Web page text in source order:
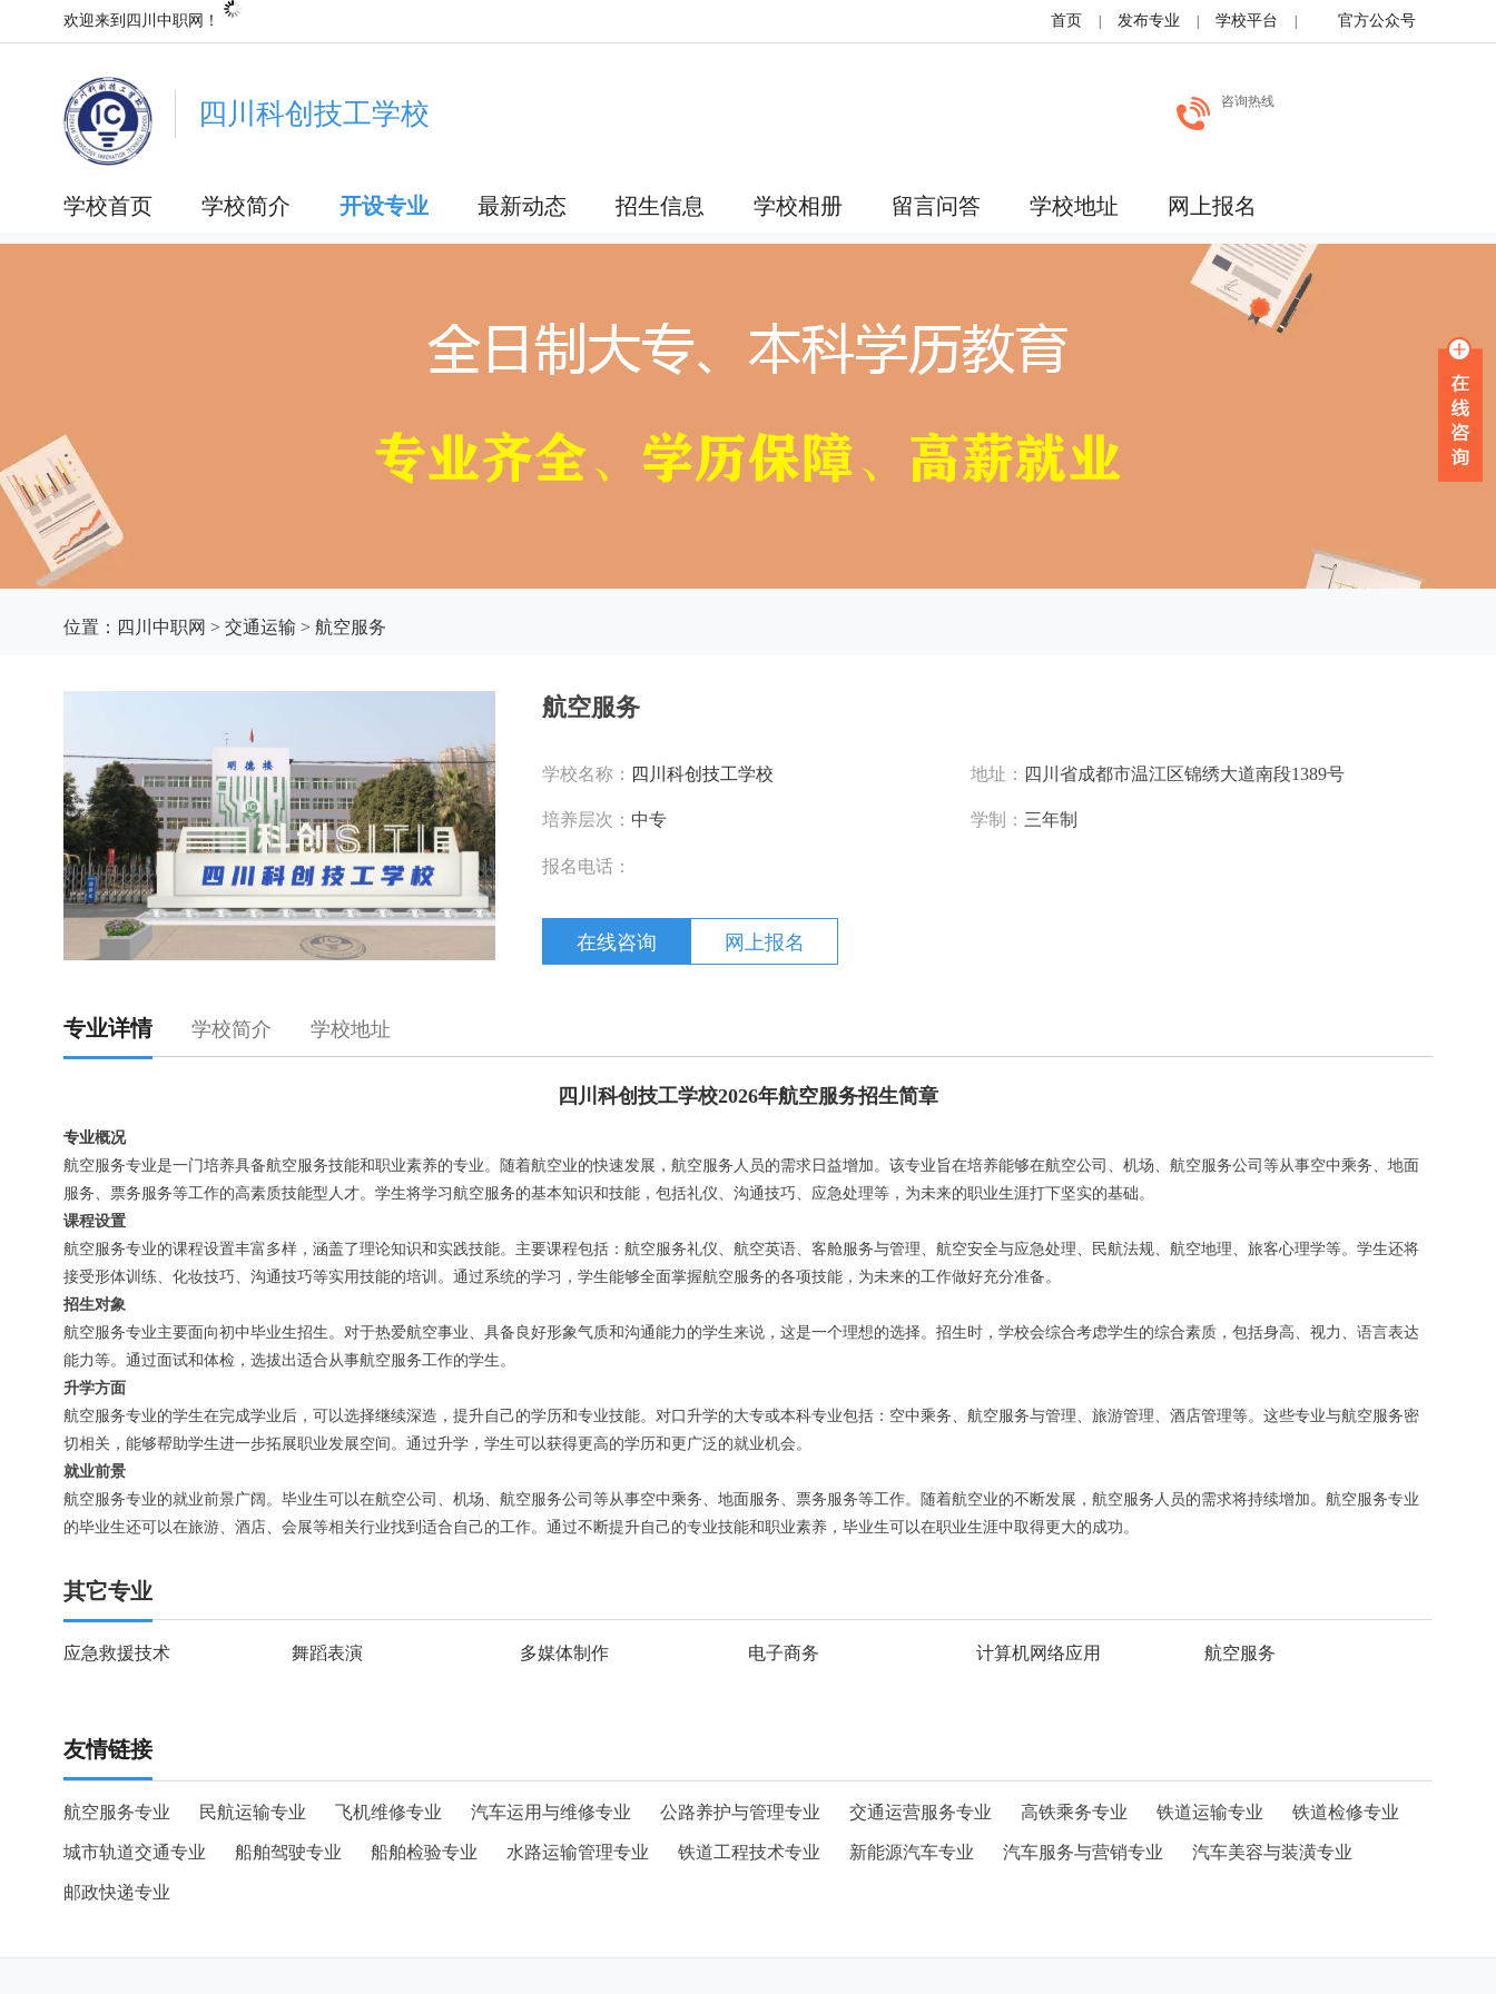
欢迎来到四川中职网！ 首页 发布专业 学校平台 官方公众号
四川科创技工学校 咨询热线
学校首页 学校简介 开设专业 最新动态 招生信息 学校相册 留言问答 学校地址 网上报名
位置： 四川中职网 > 交通运输 > 航空服务
航空服务
学校名称： 四川科创技工学校 地址： 四川省成都市温江区锦绣大道南段1389号
培养层次： 中专 学制： 三年制
报名电话：
网上报名
在线咨询
专业详情 学校简介 学校地址
四川科创技工学校2026年航空服务招生简章
专业概况
航空服务专业是一门培养具备航空服务技能和职业素养的专业。随着航空业的快速发展，航空服务人员的需求日益增加。该专业旨在培养能够在航空公司、机场、航空服务公司等从事空中乘务、地面
服务、票务服务等工作的高素质技能型人才。学生将学习航空服务的基本知识和技能，包括礼仪、沟通技巧、应急处理等，为未来的职业生涯打下坚实的基础。
课程设置
航空服务专业的课程设置丰富多样，涵盖了理论知识和实践技能。主要课程包括：航空服务礼仪、航空英语、客舱服务与管理、航空安全与应急处理、民航法规、航空地理、旅客心理学等。学生还将
接受形体训练、化妆技巧、沟通技巧等实用技能的培训。通过系统的学习，学生能够全面掌握航空服务的各项技能，为未来的工作做好充分准备。
招生对象
航空服务专业主要面向初中毕业生招生。对于热爱航空事业、具备良好形象气质和沟通能力的学生来说，这是一个理想的选择。招生时，学校会综合考虑学生的综合素质，包括身高、视力、语言表达
能力等。通过面试和体检，选拔出适合从事航空服务工作的学生。
升学方面
航空服务专业的学生在完成学业后，可以选择继续深造，提升自己的学历和专业技能。对口升学的大专或本科专业包括：空中乘务、航空服务与管理、旅游管理、酒店管理等。这些专业与航空服务密
切相关，能够帮助学生进一步拓展职业发展空间。通过升学，学生可以获得更高的学历和更广泛的就业机会。
就业前景
航空服务专业的就业前景广阔。毕业生可以在航空公司、机场、航空服务公司等从事空中乘务、地面服务、票务服务等工作。随着航空业的不断发展，航空服务人员的需求将持续增加。航空服务专业
的毕业生还可以在旅游、酒店、会展等相关行业找到适合自己的工作。通过不断提升自己的专业技能和职业素养，毕业生可以在职业生涯中取得更大的成功。
其它专业
应急救援技术 舞蹈表演 多媒体制作 电子商务 计算机网络应用 航空服务
友情链接
航空服务专业 民航运输专业 飞机维修专业 汽车运用与维修专业 公路养护与管理专业 交通运营服务专业 高铁乘务专业 铁道运输专业 铁道检修专业
城市轨道交通专业 船舶驾驶专业 船舶检验专业 水路运输管理专业 铁道工程技术专业 新能源汽车专业 汽车服务与营销专业 汽车美容与装潢专业
邮政快递专业